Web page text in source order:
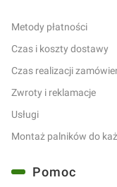
Metody płatności
Czas i koszty dostawy
Czas realizacji
Zwroty i reklamacje
Usługi
Montaż palników do
Pomoc